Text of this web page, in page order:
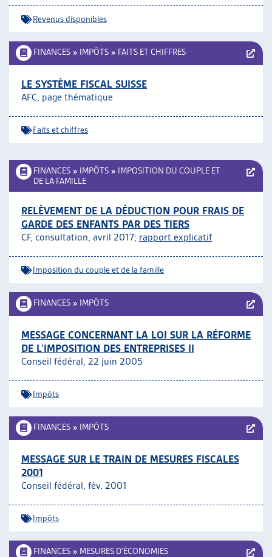
Revenus disponibles
FINANCES » IMPÔTS » FAITS ET CHIFFRES
LE SYSTÈME FISCAL SUISSE
AFC, page thématique
Faits et chiffres
FINANCES » IMPÔTS » IMPOSITION DU COUPLE ET
DE LA FAMILLE
RELÈVEMENT DE LA DÉDUCTION POUR FRAIS DE
GARDE DES ENFANTS PAR DES TIERS
CF, consultation, avril 2017; rapport explicatif
Imposition du couple et de la famille
FINANCES » IMPÔTS
MESSAGE CONCERNANT LA LOI SUR LA RÉFORME
DE L’IMPOSITION DES ENTREPRISES II
Conseil fédéral, 22 juin 2005
Impôts
FINANCES » IMPÔTS
MESSAGE SUR LE TRAIN DE MESURES FISCALES
2001
Conseil fédéral, fév. 2001
Impôts
FINANCES » MESURES D’ÉCONOMIES